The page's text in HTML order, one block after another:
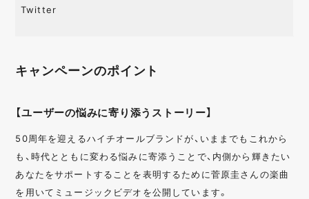
Twitter
キャンペーンのポイント
【ユーザーの悩みに寄り添うストーリー】
50周年を迎えるハイチオールブランドが、いままでもこれから
も、時代とともに変わる悩みに寄添うことで、内側から輝きたい
あなたをサポートすることを表明するために菅原圭さんの楽曲
を用いてミュージックビデオを公開しています。